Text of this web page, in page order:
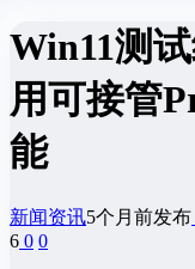
Win11测
用可接管
能
新闻资讯5个月前发布
6 0 0